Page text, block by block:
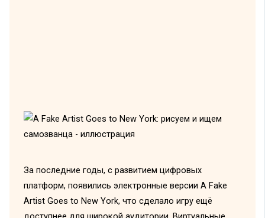
За последние годы, с развитием цифровых
платформ, появились электронные версии A Fake
Artist Goes to New York, что сделало игру ещё